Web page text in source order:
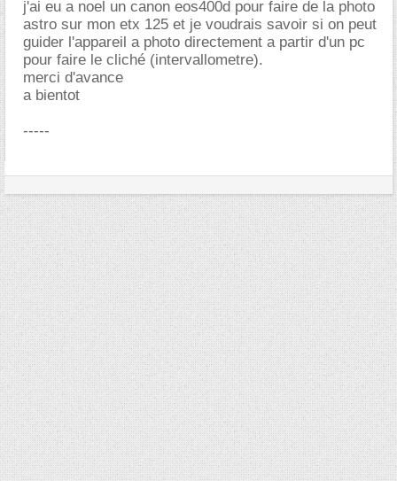
j'ai eu a noel un canon eos400d pour faire de la photo
astro sur mon etx 125 et je voudrais savoir si on peut
guider l'appareil a photo directement a partir d'un pc
pour faire le cliché (intervallometre).
merci d'avance
a bientot
-----